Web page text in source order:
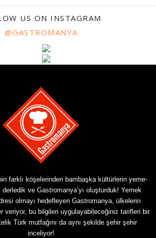
US ON INSTAGRAM
@GASTROMANYA
farklı köşelerinden bambaşka kültürlerin yeme-
derledik ve Gastromanya’yı oluşturduk! Yemek
olmayı hedefleyen Gastromanya, ülkelerin
veriyor, bu bilgileri uygulayabileceğiniz tarifleri bir
Türk mutfağını da aynı şekilde şehir şehir
inceliyor!